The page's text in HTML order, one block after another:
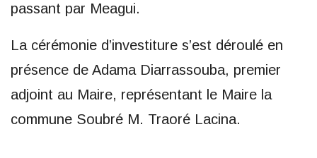
passant par Meagui.
La cérémonie d’investiture s’est déroulé en
présence de Adama Diarrassouba, premier
adjoint au Maire, représentant le Maire la
commune Soubré M. Traoré Lacina.